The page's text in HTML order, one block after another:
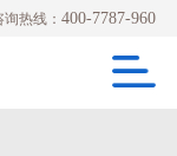
询热线：400-7787-960